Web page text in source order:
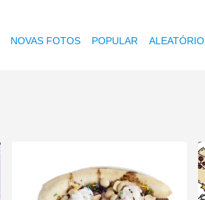
NOVAS FOTOS POPULAR ALEATÓRIO